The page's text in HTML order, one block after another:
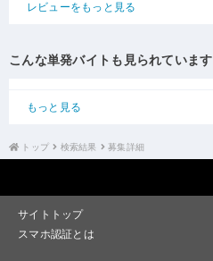
レビューをもっと見る
こんな単発バイトも見られています
もっと見る
トップ 検索結果 募集詳細
サイトトップ
スマホ認証とは